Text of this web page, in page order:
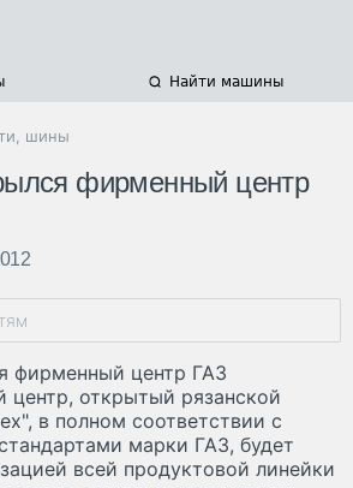
Найти машины
шины
фирменный центр
фирменный центр ГАЗ
открытый рязанской
в полном соответствии с
марки ГАЗ, будет
всей продуктовой линейки